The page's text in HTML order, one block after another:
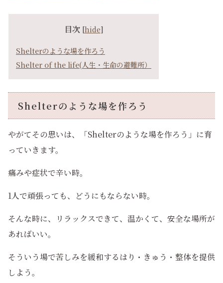
目次 [hide]
Shelterのような場を作ろう
Shelter of the life(人生・生命の避難所）
Shelterのような場を作ろう
やがてその思いは、「Shelterのような場を作ろう」に育
っていきます。
痛みや症状で辛い時。
1人で頑張っても、どうにもならない時。
そんな時に、リラックスできて、温かくて、安全な場所が
あればいい。
そういう場で苦しみを緩和するはり・きゅう・整体を提供
しよう。